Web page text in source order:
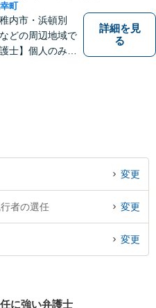
町
内市・浜頓別
どの周辺地域で
士】個人のみな
詳細を見
る
変更
者の選任 変更
変更
に強い弁護士